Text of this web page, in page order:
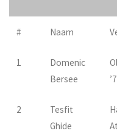
# Naam
1
Domenic
Bersee
2
Tesfit
Ghide